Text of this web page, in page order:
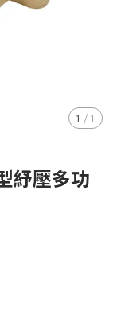
1 /1
紓壓多功